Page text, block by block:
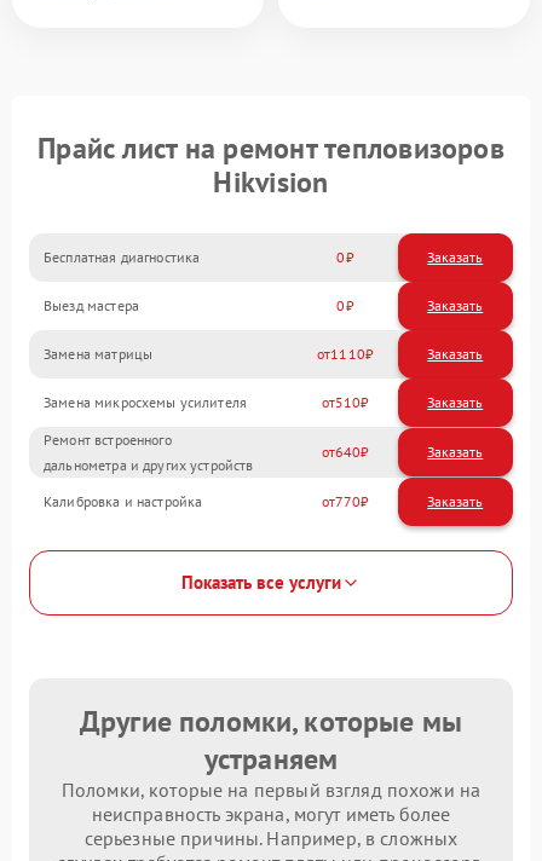
Прайс лист на ремонт тепловизоров
Hikvision
Бесплатная диагностика 0 Заказать
Выезд мастера 0 Заказать
Замена матрицы 1110
Замена микросхемы усилителя 510
Ремонт встроенного
дальнометра и других устройств
640
Калибровка и настройка 770
Показать все услуги
Другие поломки, которые мы
устраняем
Поломки, которые на первый взгляд похожи на
неисправность экрана, могут иметь более
серьезные причины. Например, в сложных